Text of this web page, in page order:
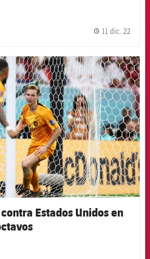
11 dic. 22
FCB Barcelona badge
Estados Unidos en